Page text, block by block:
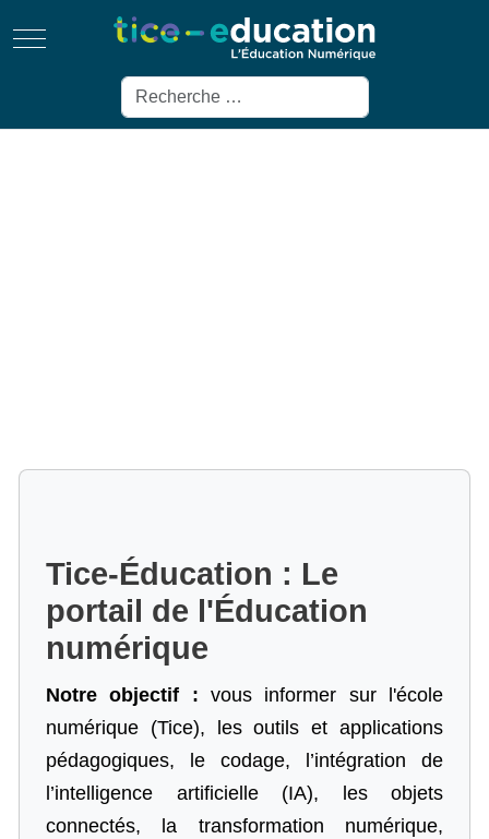
Mobile Menu Toggle
Rechercher
Tice-Éducation : Le
portail de l'Éducation
numérique
Notre objectif : vous informer sur l'école
numérique (Tice), les outils et applications
pédagogiques, le codage,
l’intégration de
l’intelligence artificielle (IA), les objets
connectés, la transformation numérique,